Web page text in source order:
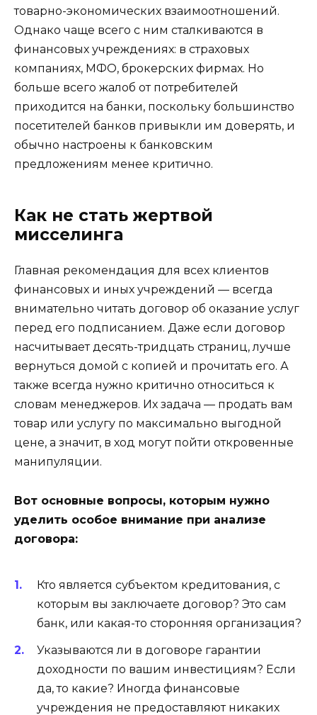
товарно-экономических взаимоотношений.
Однако чаще всего с ним сталкиваются в
финансовых учреждениях: в страховых
компаниях, МФО, брокерских фирмах. Но
больше всего жалоб от потребителей
приходится на банки, поскольку большинство
посетителей банков привыкли им доверять, и
обычно настроены к банковским
предложениям менее критично.
Как не стать жертвой
мисселинга
Главная рекомендация для всех клиентов
финансовых и иных учреждений — всегда
внимательно читать договор об оказание услуг
перед его подписанием. Даже если договор
насчитывает десять-тридцать страниц, лучше
вернуться домой с копией и прочитать его. А
также всегда нужно критично относиться к
словам менеджеров. Их задача — продать вам
товар или услугу по максимально выгодной
цене, а значит, в ход могут пойти откровенные
манипуляции.
Вот основные вопросы, которым нужно
уделить особое внимание при анализе
договора:
Кто является субъектом кредитования, с
которым вы заключаете договор? Это сам
банк, или какая-то сторонняя организация?
Указываются ли в договоре гарантии
доходности по вашим инвестициям? Если
да, то какие? Иногда финансовые
учреждения не предоставляют никаких